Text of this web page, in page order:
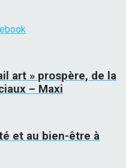
art » prospère, de la
– Maxi
et au bien-être à